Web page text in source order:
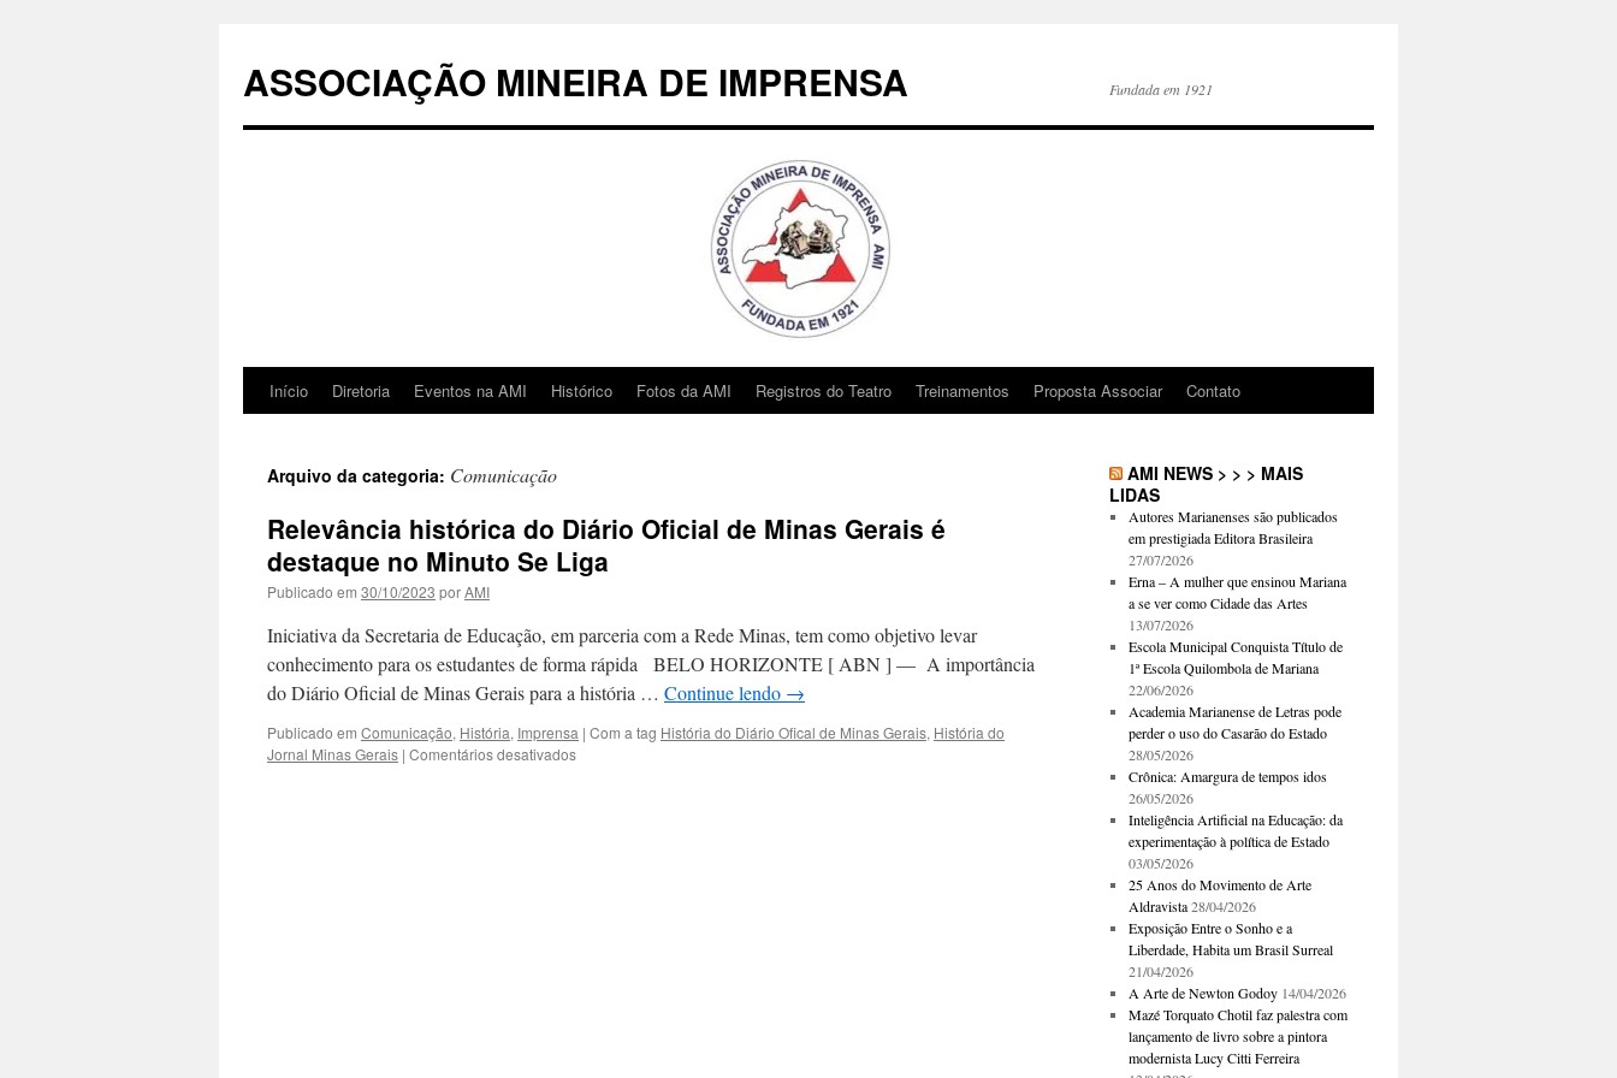
conteúdo
ASSOCIAÇÃO MINEIRA DE IMPRENSA Fundada em 1921
Início Diretoria Eventos na AMI Histórico Fotos da AMI Registros do Teatro Treinamentos Proposta Associar Contato
Arquivo da categoria: Comunicação
Relevância histórica do Diário Oficial de Minas Gerais é
destaque no Minuto Se Liga
Publicado em 30/10/2023 porAMI
Iniciativa da Secretaria de Educação, em parceria com a Rede Minas, tem como objetivo levar
conhecimento para os estudantes de forma rápida BELO HORIZONTE [ ABN ] — A importância
do Diário Oficial de Minas Gerais para a história … Continue lendo →
Publicado em Comunicação, História, Imprensa | Com a tag História do Diário Ofical de Minas Gerais, História do
Jornal Minas Gerais | Comentários desativadosem
AMI NEWS > > > MAIS
LIDAS
Autores Marianenses são publicados
em prestigiada Editora Brasileira
27/07/2026
Erna – A mulher que ensinou Mariana
a se ver como Cidade das Artes
13/07/2026
Escola Municipal Conquista Título de
1ª Escola Quilombola de Mariana
22/06/2026
Academia Marianense de Letras pode
perder o uso do Casarão do Estado
28/05/2026
Crônica: Amargura de tempos idos
26/05/2026
Inteligência Artificial na Educação: da
experimentação à política de Estado
03/05/2026
25 Anos do Movimento de Arte
Aldravista 28/04/2026
Exposição Entre o Sonho e a
Liberdade, Habita um Brasil Surreal
21/04/2026
A Arte de Newton Godoy 14/04/2026
Mazé Torquato Chotil faz palestra com
lançamento de livro sobre a pintora
modernista Lucy Citti Ferreira